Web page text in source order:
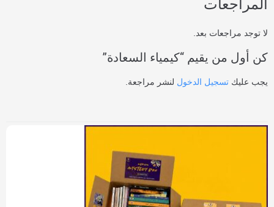
المراجعات
لا توجد مراجعات بعد.
كن أول من يقيم “كيمياء السعادة”
يجب عليك تسجيل الدخول لنشر مراجعة.